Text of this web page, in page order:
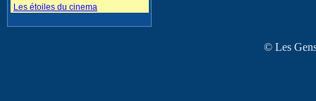
Les étoiles du cinema
© Les